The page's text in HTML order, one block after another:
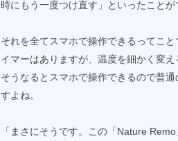
時にもう一度つけ直す」といったこと
それを全てスマホで操作できるってこ
イマーはありますが、温度を細かく変
そうなるとスマホで操作できるので普
すよね。
「まさにそうです。この「Nature